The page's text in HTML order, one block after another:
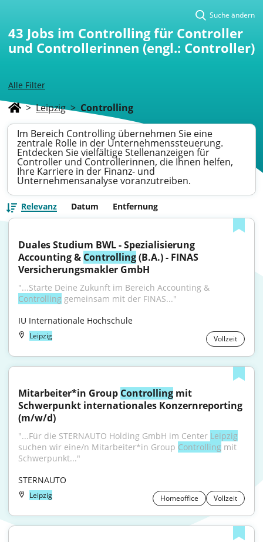
Alle Filter
Suche ändern
43 Jobs im Controlling für Controller
und Controllerinnen (engl.: Controller)
> Leipzig > Controlling
Im Bereich Controlling übernehmen Sie eine
zentrale Rolle in der Unternehmenssteuerung.
Entdecken Sie vielfältige Stellenanzeigen für
Controller und Controllerinnen, die Ihnen helfen,
Ihre Karriere in der Finanz- und
Unternehmensanalyse voranzutreiben.
Relevanz Datum Entfernung
Duales Studium BWL - Spezialisierung
Accounting & Controlling (B.A.) - FINAS
Versicherungsmakler GmbH
Controlling gemeinsam mit der FINAS..."
IU Internationale Hochschule
Leipzig Vollzeit
Mitarbeiter*in Group Controlling mit
Schwerpunkt internationales Konzernreporting
(m/w/d)
"...Für die STERNAUTO Holding GmbH im Center Leipzig
suchen wir eine/n Mitarbeiter*in Group Controlling mit
Schwerpunkt..."
STERNAUTO
Leipzig Homeoffice Vollzeit